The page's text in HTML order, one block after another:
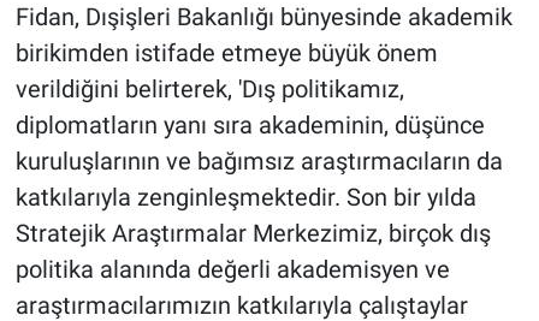
Fidan, Dışişleri Bakanlığı bünyesinde akademik
birikimden istifade etmeye büyük önem
verildiğini belirterek, 'Dış politikamız,
diplomatların yanı sıra akademinin, düşünce
kuruluşlarının ve bağımsız araştırmacıların da
katkılarıyla zenginleşmektedir. Son bir yılda
Stratejik Araştırmalar Merkezimiz, birçok dış
politika alanında değerli akademisyen ve
araştırmacılarımızın katkılarıyla çalıştaylar